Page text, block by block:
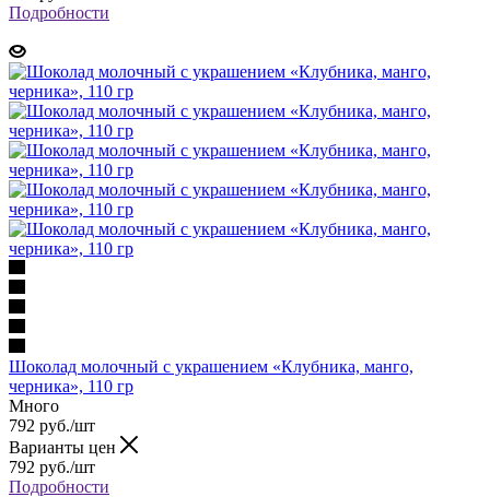
Подробности
Шоколад молочный с украшением «Клубника, манго,
черника», 110 гр
Много
792 руб./шт
Варианты цен
792 руб./шт
Подробности